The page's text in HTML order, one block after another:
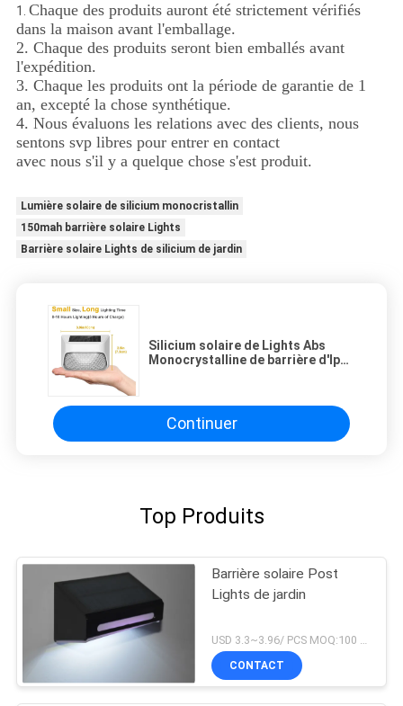
1. Chaque des produits auront été strictement vérifiés
dans la maison avant l'emballage.
2. Chaque des produits seront bien emballés avant
l'expédition.
3. Chaque les produits ont la période de garantie de 1
an, excepté la chose synthétique.
4. Nous évaluons les relations avec des clients, nous
sentons svp libres pour entrer en contact
avec nous s'il y a quelque chose s'est produit.
Lumière solaire de silicium monocristallin
150mah barrière solaire Lights
Barrière solaire Lights de silicium de jardin
Silicium solaire de Lights Abs
Monocrystalline de barrière d'Ip68
Continuer
Top Produits
Barrière solaire Post
Lights de jardin
CONTACT